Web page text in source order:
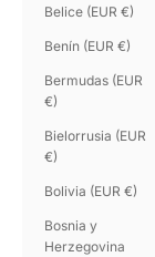
Belice (EUR €)
Benín (EUR €)
Bermudas (EUR
€)
Bielorrusia (EUR
€)
Bolivia (EUR €)
Bosnia y
Herzegovina